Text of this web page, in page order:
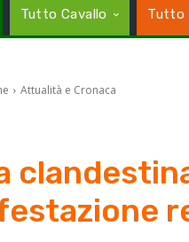
Tutto Cavallo Tutto
Attualità e Cronaca